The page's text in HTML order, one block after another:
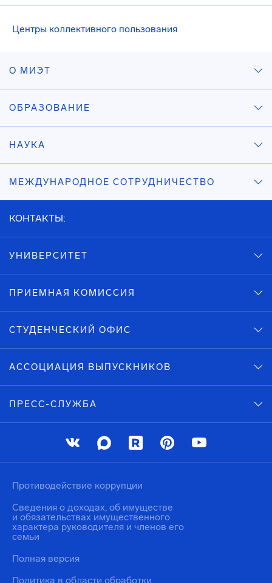
Центры коллективного пользования
О МИЭТ
ОБРАЗОВАНИЕ
НАУКА
МЕЖДУНАРОДНОЕ СОТРУДНИЧЕСТВО
КОНТАКТЫ:
УНИВЕРСИТЕТ
ПРИЕМНАЯ КОМИССИЯ
СТУДЕНЧЕСКИЙ ОФИС
АССОЦИАЦИЯ ВЫПУСКНИКОВ
ПРЕСС-СЛУЖБА
Политика в области обработки
Противодействие коррупции
Сведения о доходах, об имуществе
и обязательствах имущественного
характера руководителя и членов его
семьи
Полная версия